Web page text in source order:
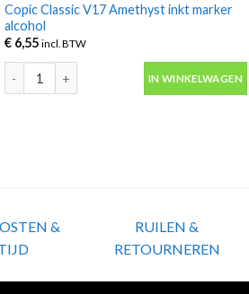
Copic Classic V17 Amethyst inkt marker
alcohol
€ 6,55 incl. BTW
IN WINKELWAGEN
&
RUILEN &
RETOURNEREN